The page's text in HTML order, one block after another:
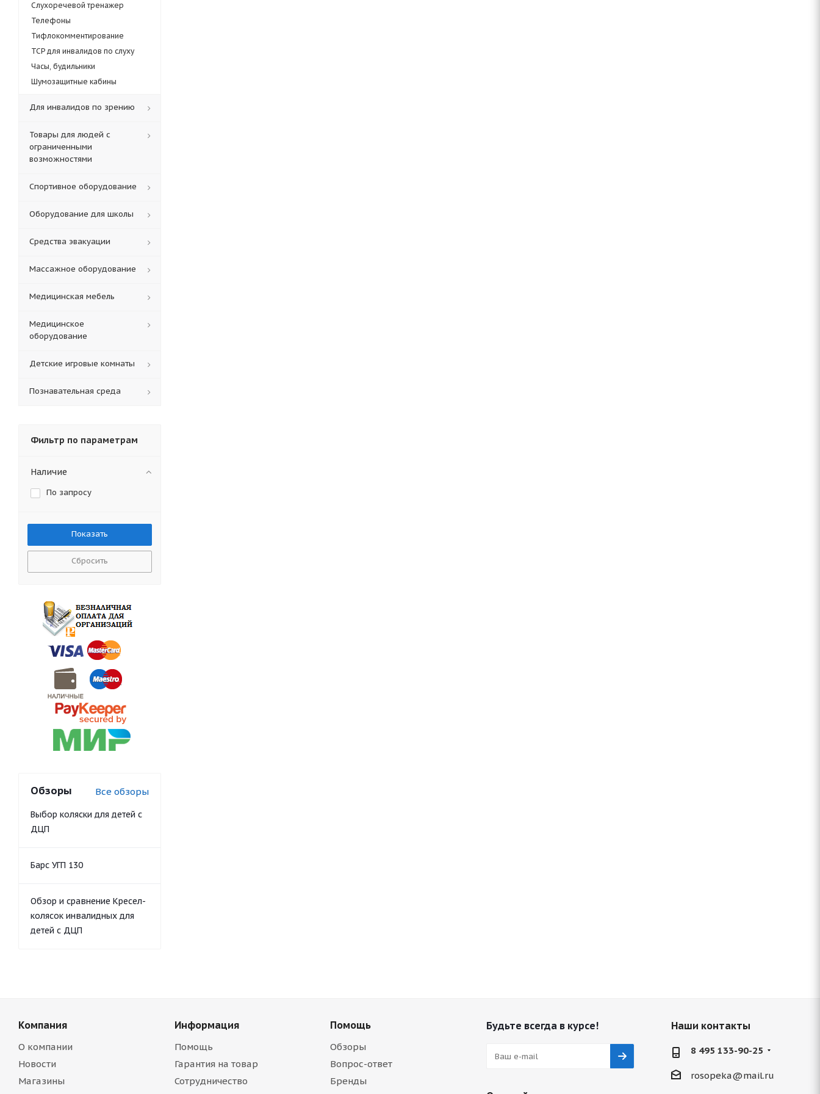
Слухоречевой тренажер
Телефоны
Тифлокомментирование
ТСР для инвалидов по слуху
Часы, будильники
Шумозащитные кабины
Для инвалидов по зрению
Товары для людей с
ограниченными
возможностями
Спортивное оборудование
Оборудование для школы
Средства эвакуации
Массажное оборудование
Медицинская мебель
Медицинское
оборудование
Детские игровые комнаты
Познавательная среда
Фильтр по параметрам
Наличие
По запросу
Сбросить
Обзоры Все обзоры
Выбор коляски для детей с
ДЦП
Барс УГП 130
Обзор и сравнение Кресел-
колясок инвалидных для
детей с ДЦП
Компания
О компании
Новости
Магазины
Информация
Помощь
Гарантия на товар
Сотрудничество
Помощь
Обзоры
Вопрос-ответ
Бренды
Будьте всегда в курсе! Наши контакты
8 495 133-90-25
rosopeka@mail.ru